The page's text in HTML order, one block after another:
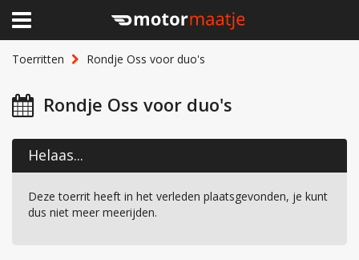
Toerritten Rondje Oss voor duo's
Rondje Oss voor duo's
Helaas...
Deze toerrit heeft in het verleden plaatsgevonden, je kunt
dus niet meer meerijden.
×
Home
Clubhuis
Lid worden
Over Motormaatje